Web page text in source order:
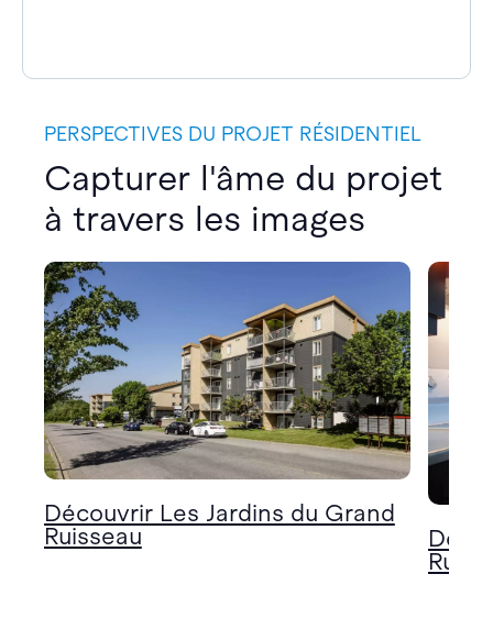
PERSPECTIVES DU PROJET RÉSIDENTIEL
Capturer l'âme du projet
à travers les images
Découvrir Les Jardins du Grand
Ruisseau